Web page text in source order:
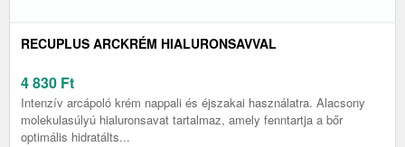
RECUPLUS ARCKRÉM HIALURONSAVVAL
4 830 Ft
Intenzív arcápoló krém nappali és éjszakai használatra. Alacsony
molekulasúlyú hialuronsavat tartalmaz, amely fenntartja a bőr
optimális hidratálts...